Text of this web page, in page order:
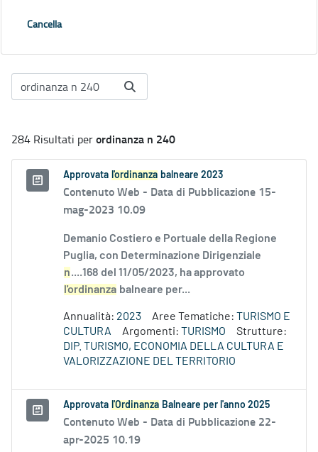
Cancella
284 Risultati perordinanza n 240
Approvata l'ordinanza balneare 2023
Contenuto Web - Data di Pubblicazione 15-
mag-2023 10.09
Demanio Costiero e Portuale della Regione
Puglia, con Determinazione Dirigenziale
n....168 del 11/05/2023, ha approvato
l'ordinanza balneare per...
Annualità: 2023 Aree Tematiche: TURISMO E
CULTURA
Argomenti: TURISMO
Strutture:
DIP. TURISMO, ECONOMIA DELLA CULTURA E
VALORIZZAZIONE DEL TERRITORIO
Approvata l'Ordinanza Balneare per l'anno 2025
Contenuto Web - Data di Pubblicazione 22-
apr-2025 10.19